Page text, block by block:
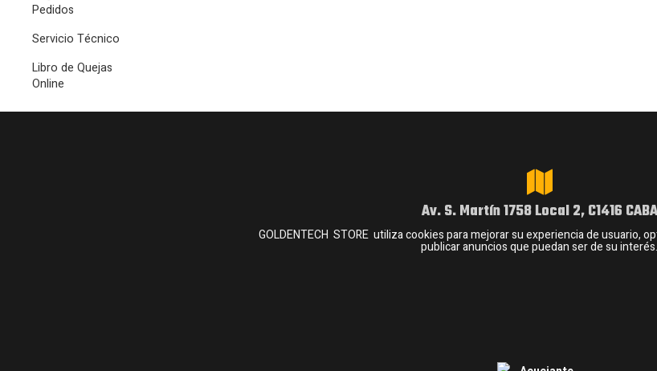
Pedidos
Servicio Técnico
Libro de Quejas
Online
Av. S. Martín 1758 Local 2, C1416 CABA
GOLDENTECH STORE utiliza cookies para mejorar su experiencia de usuario,
publicar anuncios que puedan ser de su interés.